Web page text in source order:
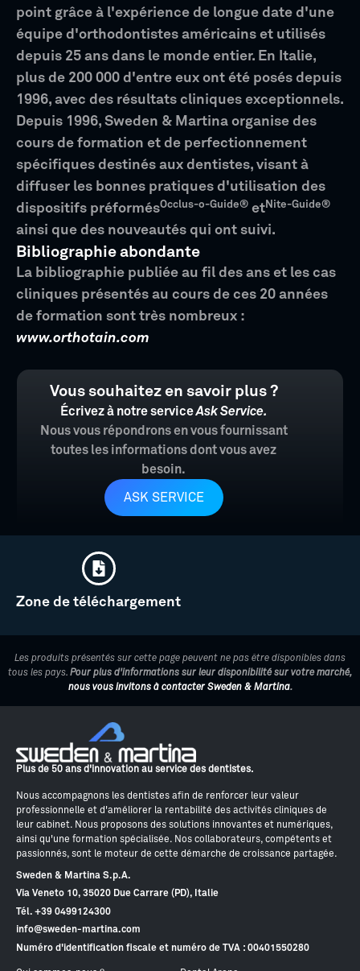
point grâce à l'expérience de longue date d'une
équipe d'orthodontistes américains et utilisés
depuis 25 ans dans le monde entier. En Italie,
plus de 200 000 d'entre eux ont été posés depuis
1996, avec des résultats cliniques exceptionnels.
Depuis 1996, Sweden & Martina organise des
cours de formation et de perfectionnement
spécifiques destinés aux dentistes, visant à
diffuser les bonnes pratiques d'utilisation des
dispositifs préformésOcclus-o-Guide® etNite-Guide®
ainsi que des nouveautés qui ont suivi.
Bibliographie abondante
La bibliographie publiée au fil des ans et les cas
cliniques présentés au cours de ces 20 années
de formation sont très nombreux :
www.orthotain.com
Vous souhaitez en savoir plus ?
Écrivez à notre serviceAsk Service.
Nous vous répondrons en vous fournissant
toutes les informations dont vous avez
besoin.
ASK SERVICE
Zone de téléchargement
Les produits présentés sur cette page peuvent ne pas être disponibles dans
tous les pays. Pour plus d'informations sur leur disponibilité sur votre marché,
nous vous invitons à contacter Sweden & Martina.
Plus de 50 ans d'innovation au service des dentistes.
Nous accompagnons les dentistes afin de renforcer leur valeur
professionnelle et d'améliorer la rentabilité des activités cliniques de
leur cabinet. Nous proposons des solutions innovantes et numériques,
ainsi qu'une formation spécialisée. Nos collaborateurs, compétents et
passionnés, sont le moteur de cette démarche de croissance partagée.
Sweden & Martina S.p.A.
Via Veneto 10, 35020 Due Carrare (PD), Italie
Tél. +39 0499124300
info@sweden-martina.com
Numéro d'identification fiscale et numéro de TVA : 00401550280